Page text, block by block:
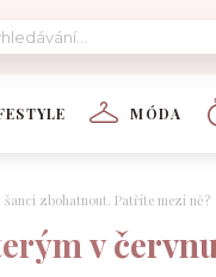
MÓDA
zbohatnout. Patříte mezi ně?
v